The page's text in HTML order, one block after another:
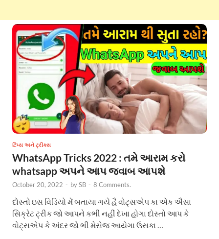
ટિપ્સ અને ટ્રીક્સ
WhatsApp Tricks 2022 : તમે આરામ કરો
whatsapp અપને આપ જવાબ આપશે
October 20, 2022 - bySB - 8 Comments.
દોસ્તો ઇસ વિડિયો મેં બતાયા ગયે હૈ વોટ્સએપ કા એક ઐસા
સિક્રેટ ટ્રીક જો આપને કભી નહીં દેખા હોગા દોસ્તો આપ કે
વોટ્સએપ કે અંદર જો ભી મેસેજ આયેગા ઉસકા …